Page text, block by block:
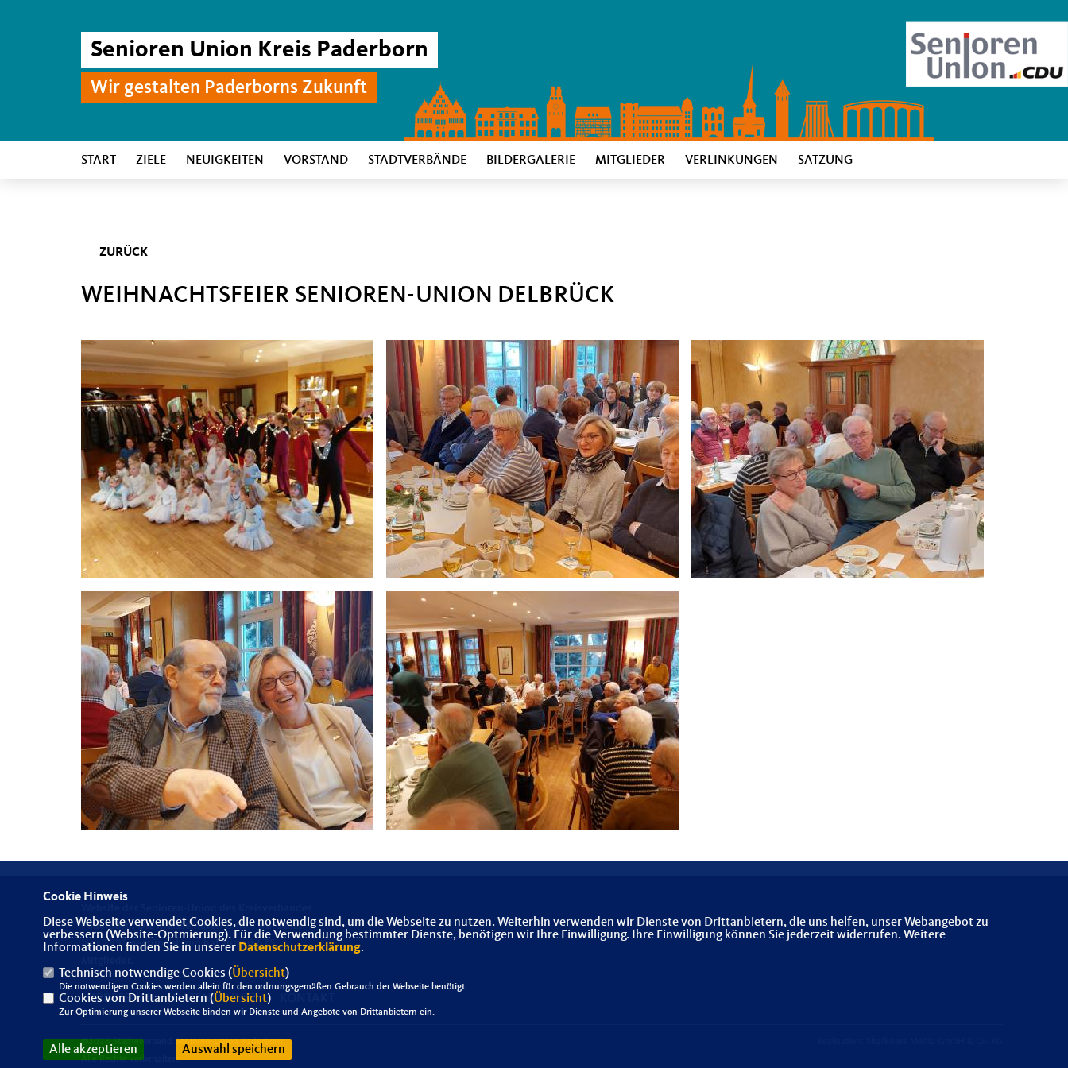
Senioren Union Kreis Paderborn
Wir gestalten Paderborns Zukunft
START ZIELE NEUIGKEITEN VORSTAND STADTVERBÄNDE BILDERGALERIE MITGLIEDER VERLINKUNGEN SATZUNG
ZURÜCK
WEIHNACHTSFEIER SENIOREN-UNION DELBRÜCK
Paderborn. Die Kreissenioren Union wurde im
Jahr 1995 gegründet und hat zurzeit 675
IMPRESSUM DATENSCHUTZ
@2026 Städteverband Senioren-Union Paderborn
Alle Rechte vorbehalten.
Cookie Hinweis
Diese Webseite verwendet Cookies, die notwendig sind, um die Webseite zu nutzen. Weiterhin verwenden wir Dienste von Drittanbietern, die uns helfen, unser Webangebot zu
verbessern (Website-Optmierung). Für die Verwendung bestimmter Dienste, benötigen wir Ihre Einwilligung. Ihre Einwilligung können Sie jederzeit widerrufen. Weitere
Informationen finden Sie in unserer Datenschutzerklärung.
Technisch notwendige Cookies (Übersicht)
Die notwendigen Cookies werden allein für den ordnungsgemäßen Gebrauch der Webseite benötigt.
Cookies von Drittanbietern (Übersicht)
Zur Optimierung unserer Webseite binden wir Dienste und Angebote von Drittanbietern ein.
Alle akzeptieren Auswahl speichern